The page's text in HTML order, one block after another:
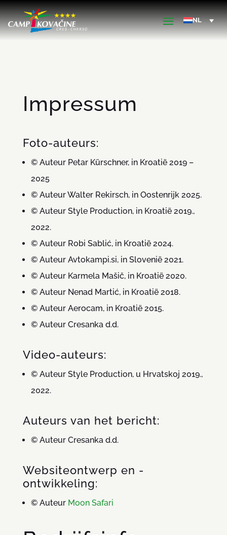
Impressum
Foto-auteurs:
© Auteur Petar Kürschner, in Kroatië 2019 –
2025
© Auteur Walter Rekirsch, in Oostenrijk 2025.
© Auteur Style Production, in Kroatië 2019.,
2022.
© Auteur Robi Sablić, in Kroatië 2024.
© Auteur Avtokampi.si, in Slovenië 2021.
© Auteur Karmela Mašič, in Kroatië 2020.
© Auteur Nenad Martić, in Kroatië 2018.
© Auteur Aerocam, in Kroatië 2015.
© Auteur Cresanka d.d.
Video-auteurs:
© Auteur Style Production, u Hrvatskoj 2019.,
2022.
Auteurs van het bericht:
© Auteur Cresanka d.d.
Websiteontwerp en -
ontwikkeling:
© Auteur Moon Safari